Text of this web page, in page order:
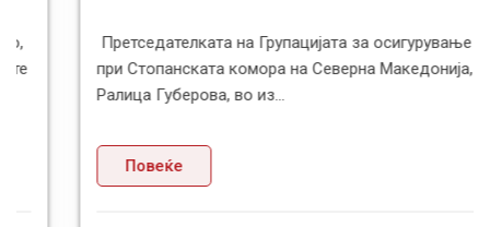
Претседателката на Групацијата за осигурување
при Стопанската комора на Северна Македонија,
Ралица Губерова, во из...
Повеќе